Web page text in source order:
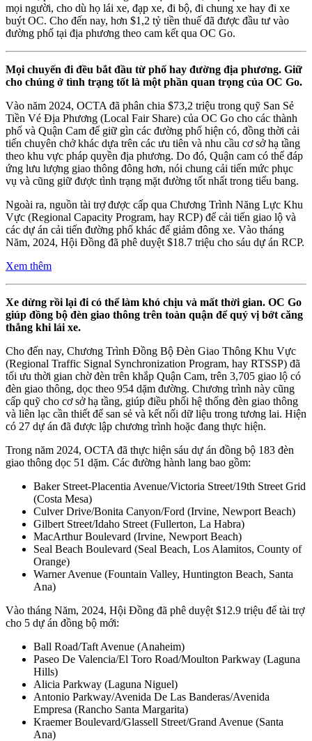
mọi người, cho dù họ lái xe, đạp xe, đi bộ, đi chung xe hay đi xe
buýt OC. Cho đến nay, hơn $1,2 tỷ tiền thuế đã được đầu tư vào
đường phố tại địa phương theo cam kết qua OC Go.
Mọi chuyến đi đều bắt đầu từ phố hay đường địa phương. Giữ
cho chúng ở tình trạng tốt là một phần quan trọng của OC Go.
Vào năm 2024, OCTA đã phân chia $73,2 triệu trong quỹ San Sẻ
Tiền Vé Địa Phương (Local Fair Share) của OC Go cho các thành
phố và Quận Cam để giữ gìn các đường phố hiện có, đồng thời cải
tiến chuyên chở khác dựa trên các ưu tiên và nhu cầu cơ sở hạ tầng
theo khu vực pháp quyền địa phương. Do đó, Quận cam có thể đáp
ứng lưu lượng giao thông đông hơn, nói chung cải tiến mức phục
vụ và cũng giữ được tình trạng mặt đường tốt nhất trong tiểu bang.
Ngoài ra, nguồn tài trợ được cấp qua Chương Trình Năng Lực Khu
Vực (Regional Capacity Program, hay RCP) để cải tiến giao lộ và
các dự án cải tiến đường phố khác để giảm đông xe. Vào tháng
Năm, 2024, Hội Đồng đã phê duyệt $18.7 triệu cho sáu dự án RCP.
Xem thêm
Xe dừng rồi lại đi có thể làm khó chịu và mất thời gian. OC Go
giúp đồng bộ đèn giao thông trên toàn quận để quý vị bớt căng
thẳng khi lái xe.
Cho đến nay, Chương Trình Đồng Bộ Đèn Giao Thông Khu Vực
(Regional Traffic Signal Synchronization Program, hay RTSSP) đã
tối ưu thời gian chờ đèn trên khắp Quận Cam, trên 3,705 giao lộ có
đèn giao thông, dọc theo 954 dặm đường. Chương trình này cũng
cấp quỹ cho cơ sở hạ tầng, giúp điều phối hệ thống đèn giao thông
và liên lạc cần thiết để san sẻ và kết nối dữ liệu trong tương lai. Hiện
có 27 dự án đã được lập chương trình hoặc đang thực hiện.
Trong năm 2024, OCTA đã thực hiện sáu dự án đồng bộ 183 đèn
giao thông dọc 51 dặm. Các đường hành lang bao gồm:
Baker Street-Placentia Avenue/Victoria Street/19th Street Grid
(Costa Mesa)
Culver Drive/Bonita Canyon/Ford (Irvine, Newport Beach)
Gilbert Street/Idaho Street (Fullerton, La Habra)
MacArthur Boulevard (Irvine, Newport Beach)
Seal Beach Boulevard (Seal Beach, Los Alamitos, County of
Orange)
Warner Avenue (Fountain Valley, Huntington Beach, Santa
Ana)
Vào tháng Năm, 2024, Hội Đồng đã phê duyệt $12.9 triệu để tài trợ
cho 5 dự án đồng bộ mới:
Ball Road/Taft Avenue (Anaheim)
Paseo De Valencia/El Toro Road/Moulton Parkway (Laguna
Hills)
Alicia Parkway (Laguna Niguel)
Antonio Parkway/Avenida De Las Banderas/Avenida
Empresa (Rancho Santa Margarita)
Kraemer Boulevard/Glassell Street/Grand Avenue (Santa
Ana)